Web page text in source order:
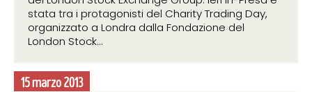
15 marzo 2013
stata tra i protagonisti del Charity Trading Day,
organizzato a Londra dalla Fondazione del
London Stock...